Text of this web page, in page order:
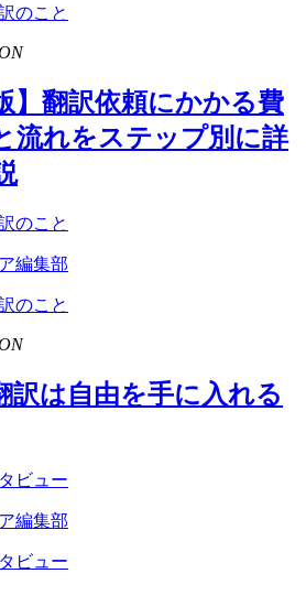
のこと
】翻訳依頼にかかる費
流れをステップ別に詳
のこと
編集部
のこと
訳は自由を手に入れる
ビュー
編集部
ビュー